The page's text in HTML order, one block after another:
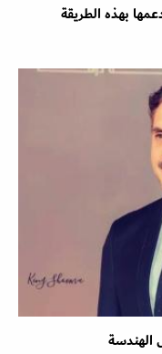
بهذه الطريقة
الهندسة